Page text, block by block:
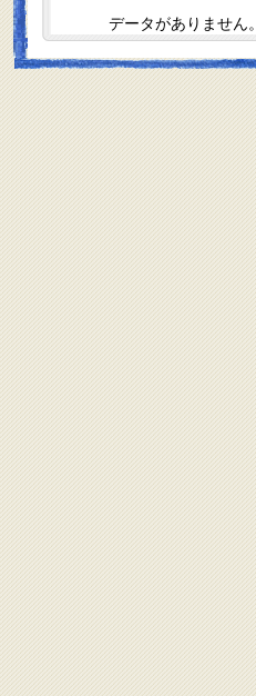
データがありません。